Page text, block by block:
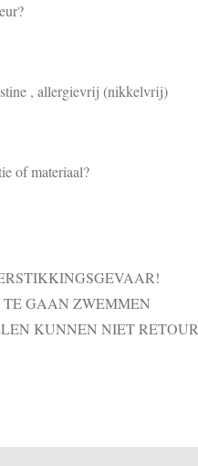
, allergievrij (nikkelvrij)
of materiaal?
GAAN ZWEMMEN
KUNNEN NIET RETOUR